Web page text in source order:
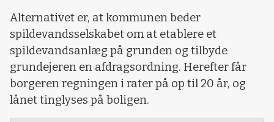
Alternativet er, at kommunen beder
spildevandsselskabet om at etablere et
spildevandsanlæg på grunden og tilbyde
grundejeren en afdragsordning. Herefter får
borgeren regningen i rater på op til 20 år, og
lånet tinglyses på boligen.